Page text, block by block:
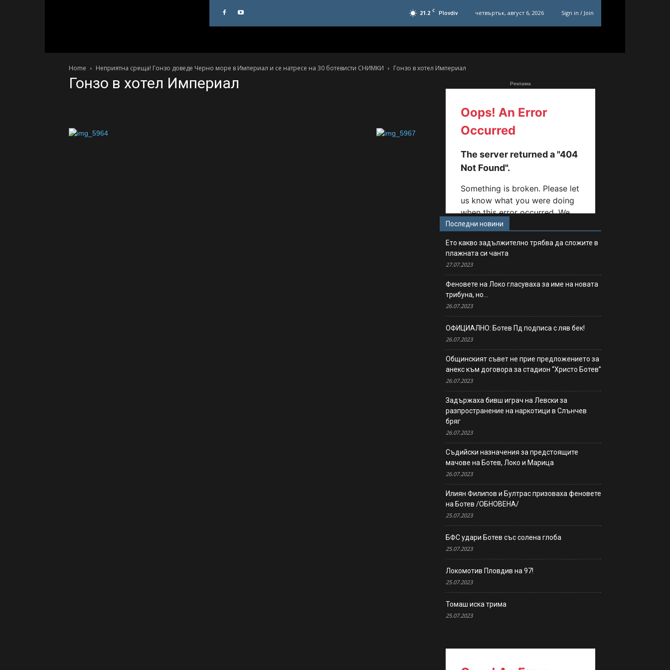
21.2 C Plovdiv четвъртък, август 6, 2026 Sign in / Join
Home Неприятна среща! Гонзо доведе Черно море в Империал и се натресе на 30 ботевисти СНИМКИ Гонзо в хотел Империал
Гонзо в хотел Империал Реклама
Последни новини
Ето какво задължително трябва да сложите в
плажната си чанта
27.07.2023
Феновете на Локо гласуваха за име на новата
трибуна, но…
26.07.2023
ОФИЦИАЛНО: Ботев Пд подписа с ляв бек!
26.07.2023
Общинският съвет не прие предложението за
анекс към договора за стадион “Христо Ботев”
26.07.2023
Задържаха бивш играч на Левски за
разпространение на наркотици в Слънчев
бряг
26.07.2023
Съдийски назначения за предстоящите
мачове на Ботев, Локо и Марица
26.07.2023
Илиян Филипов и Бултрас призоваха феновете
на Ботев /ОБНОВЕНА/
25.07.2023
БФС удари Ботев със солена глоба
25.07.2023
Локомотив Пловдив на 97!
25.07.2023
Томаш иска трима
25.07.2023